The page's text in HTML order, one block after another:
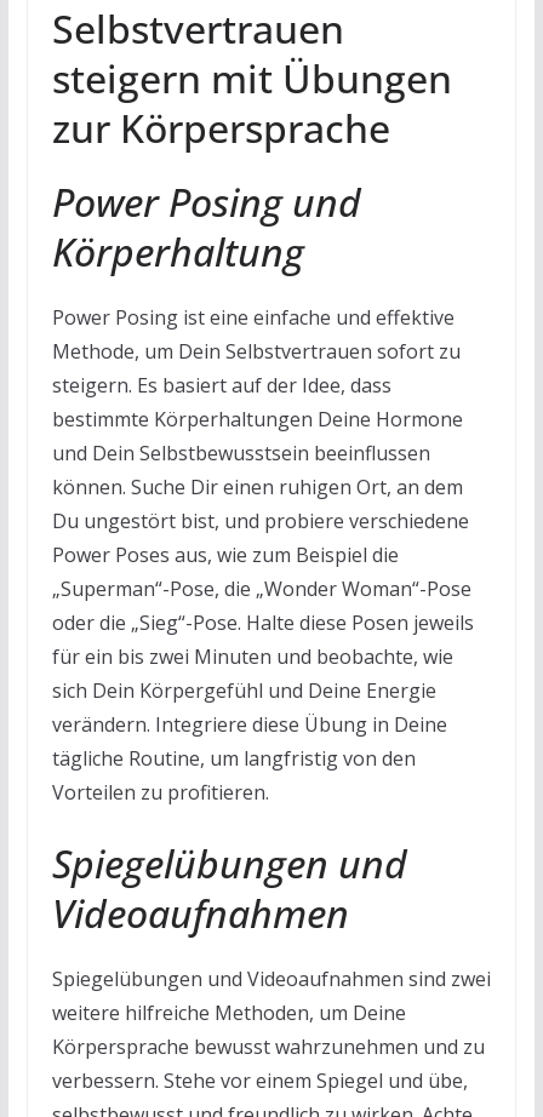
Selbstvertrauen
steigern mit Übungen
zur Körpersprache
Power Posing und
Körperhaltung
Power Posing ist eine einfache und effektive
Methode, um Dein Selbstvertrauen sofort zu
steigern. Es basiert auf der Idee, dass
bestimmte Körperhaltungen Deine Hormone
und Dein Selbstbewusstsein beeinflussen
können. Suche Dir einen ruhigen Ort, an dem
Du ungestört bist, und probiere verschiedene
Power Poses aus, wie zum Beispiel die
„Superman“-Pose, die „Wonder Woman“-Pose
oder die „Sieg“-Pose. Halte diese Posen jeweils
für ein bis zwei Minuten und beobachte, wie
sich Dein Körpergefühl und Deine Energie
verändern. Integriere diese Übung in Deine
tägliche Routine, um langfristig von den
Vorteilen zu profitieren.
Spiegelübungen und
Videoaufnahmen
Spiegelübungen und Videoaufnahmen sind zwei
weitere hilfreiche Methoden, um Deine
Körpersprache bewusst wahrzunehmen und zu
verbessern. Stehe vor einem Spiegel und übe,